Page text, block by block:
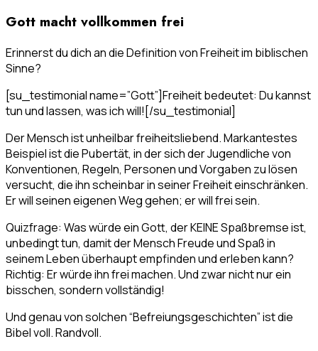
Gott macht vollkommen frei
Erinnerst du dich an die Definition von Freiheit im biblischen
Sinne?
[su_testimonial name=”Gott”]Freiheit bedeutet: Du kannst
tun und lassen, was ich will![/su_testimonial]
Der Mensch ist unheilbar freiheitsliebend. Markantestes
Beispiel ist die Pubertät, in der sich der Jugendliche von
Konventionen, Regeln, Personen und Vorgaben zu lösen
versucht, die ihn scheinbar in seiner Freiheit einschränken.
Er will seinen eigenen Weg gehen; er will frei sein.
Quizfrage: Was würde ein Gott, der KEINE Spaßbremse ist,
unbedingt tun, damit der Mensch Freude und Spaß in
seinem Leben überhaupt empfinden und erleben kann?
Richtig: Er würde ihn frei machen. Und zwar nicht nur ein
bisschen, sondern vollständig!
Und genau von solchen “Befreiungsgeschichten” ist die
Bibel voll. Randvoll.